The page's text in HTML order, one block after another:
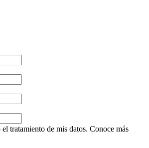
tratamiento de mis datos. Conoce más